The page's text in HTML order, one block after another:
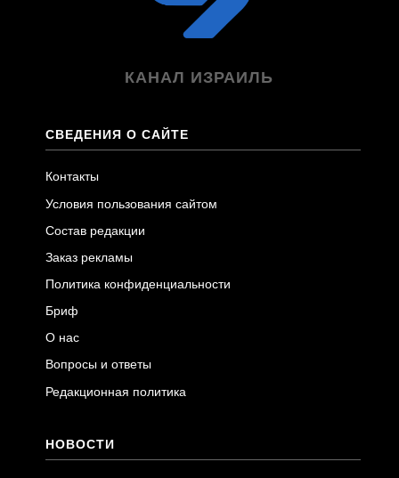
КАНАЛ ИЗРАИЛЬ
СВЕДЕНИЯ О САЙТЕ
Контакты
Условия пользования сайтом
Состав редакции
Заказ рекламы
Политика конфиденциальности
Бриф
О нас
Вопросы и ответы
Редакционная политика
НОВОСТИ